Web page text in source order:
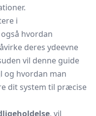
i
hvordan
deres ydeevne
vil denne guide
og hvordan man
dit system til præcise
, vil